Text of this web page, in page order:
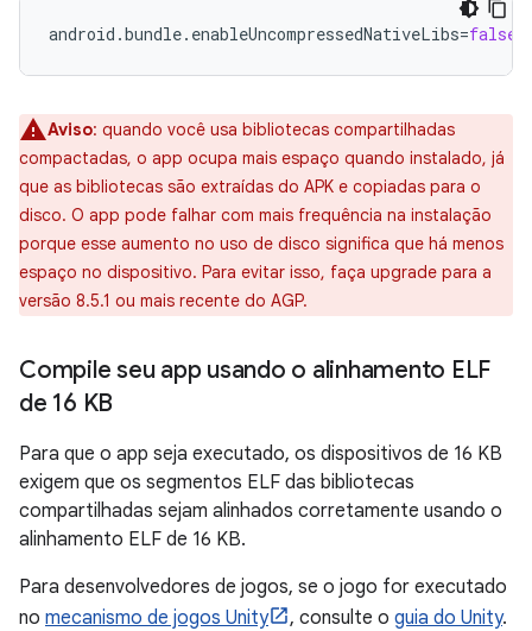
android.bundle.enableUncompressedNativeLibs=false
Aviso: quando você usa bibliotecas compartilhadas
compactadas, o app ocupa mais espaço quando instalado, já
que as bibliotecas são extraídas do APK e copiadas para o
disco. O app pode falhar com mais frequência na instalação
porque esse aumento no uso de disco significa que há menos
espaço no dispositivo. Para evitar isso, faça upgrade para a
versão 8.5.1 ou mais recente do AGP.
Compile seu app usando o alinhamento ELF
de 16 KB
Para que o app seja executado, os dispositivos de 16 KB
exigem que os segmentos ELF das bibliotecas
compartilhadas sejam alinhados corretamente usando o
alinhamento ELF de 16 KB.
Para desenvolvedores de jogos, se o jogo for executado
no mecanismo de jogos Unity , consulte o guia do Unity.